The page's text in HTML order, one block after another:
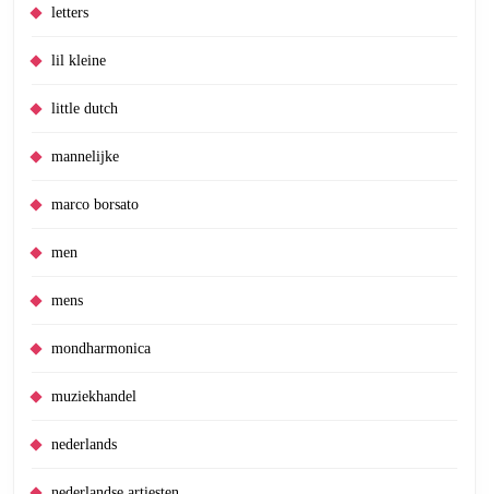
letters
lil kleine
little dutch
mannelijke
marco borsato
men
mens
mondharmonica
muziekhandel
nederlands